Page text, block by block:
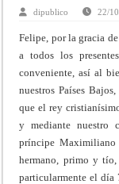
dipublico 22/
Felipe, por la gracia
a todos los
conveniente, así al
nuestros Países
que el rey
y mediante nuestro
príncipe Maximiliano
hermano, primo y tío,
particularmente el día